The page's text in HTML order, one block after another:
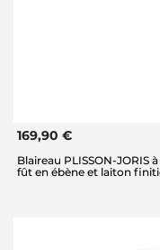
169,90 €
Blaireau PLISSON-JORIS
fût en ébène et laiton